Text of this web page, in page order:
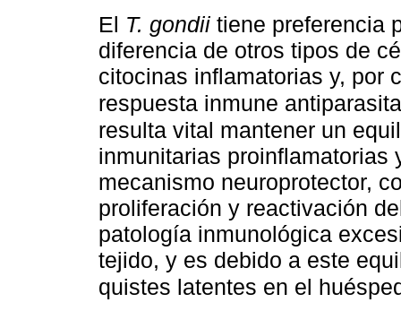
El T. gondii tiene preferencia
diferencia de otros tipos de
citocinas inflamatorias y, por
respuesta inmune
resulta vital mantener un
inmunitarias proinflamatorias
mecanismo neuroprotector,
proliferación y reactivación
patología inmunológica
tejido, y es debido a este
quistes latentes en el